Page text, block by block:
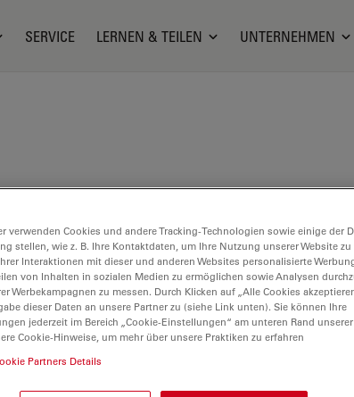
SERVICE LERNEN & TEILEN UNTERNEHMEN
nm - 700 nm
– speziell von
verwenden Cookies und andere Tracking-Technologien sowie einige der
stellen, wie z. B. Ihre Kontaktdaten, um Ihre Nutzung unserer Website zu
Interaktionen mit dieser und anderen Websites personalisierte
von Inhalten in sozialen Medien zu ermöglichen sowie Analysen
Werbekampagnen zu messen. Durch Klicken auf „Alle Cookies
dieser Daten an unsere Partner zu (siehe Link unten). Sie können Ihre
jederzeit im Bereich „Cookie-Einstellungen“ am unteren Rand
Cookie-Hinweise, um mehr über unsere Praktiken zu erfahren
Partners Details